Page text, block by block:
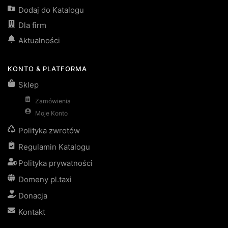
Dodaj do Katalogu
Dla firm
Aktualności
KONTO & PLATFORMA
Sklep
Zamówienia
Moje Konto
Polityka zwrotów
Regulamin Katalogu
Polityka prywatności
Domeny pl.taxi
Donacja
Kontakt